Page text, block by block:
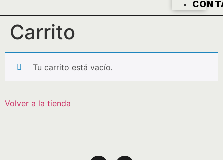
Carrito
Tu carrito está vacío.
Volver a la tienda